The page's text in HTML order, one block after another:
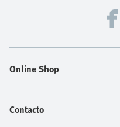
Online Shop
Contacto